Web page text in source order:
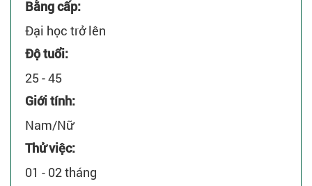
Bằng cấp:
Đại học trở lên
Độ tuổi:
25 - 45
Giới tính:
Nam/Nữ
Thử việc:
01 - 02 tháng